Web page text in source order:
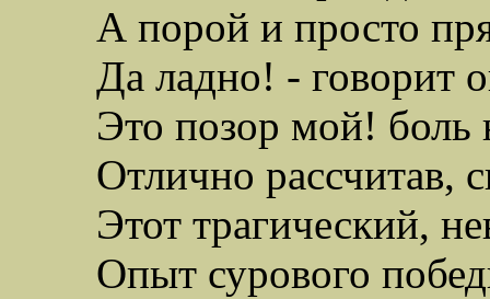
А порой и просто
Да ладно! - говорит
Это позор мой! боль
Отлично рассчитав,
Этот трагический,
Опыт сурового